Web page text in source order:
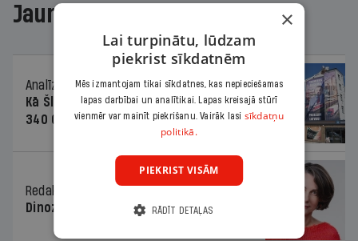
Jaunākajā žurnālā
Analīze
06.08.2026.
Kā Šlesera partija palika nesodīta par
340 000 vērtu reklāmas kampaņu
Redaktores sleja
Dinozaura triks
×
Lai turpinātu, lūdzam
piekrist sīkdatnēm
Mēs izmantojam tikai sīkdatnes, kas nepieciešamas
lapas darbībai un analītikai. Lapas kreisajā stūrī
vienmēr var mainīt piekrišanu. Vairāk lasi sīkdatņu
politikā.
PIEKRIST VISĀM
RĀDĪT DETAĻAS